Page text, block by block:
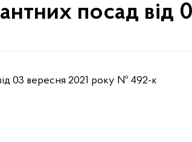
посад від
від 03 вересня 2021 року № 492-к